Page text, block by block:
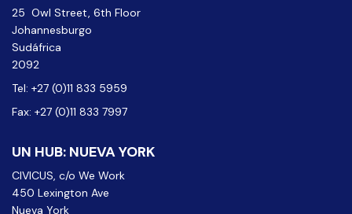
25 Owl Street, 6th Floor
Johannesburgo
Sudáfrica
2092
Tel: +27 (0)11 833 5959
Fax: +27 (0)11 833 7997
UN HUB: NUEVA YORK
CIVICUS, c/o We Work
450 Lexington Ave
Nueva York